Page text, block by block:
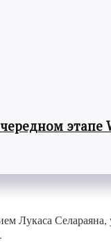
этапе
Лукаса